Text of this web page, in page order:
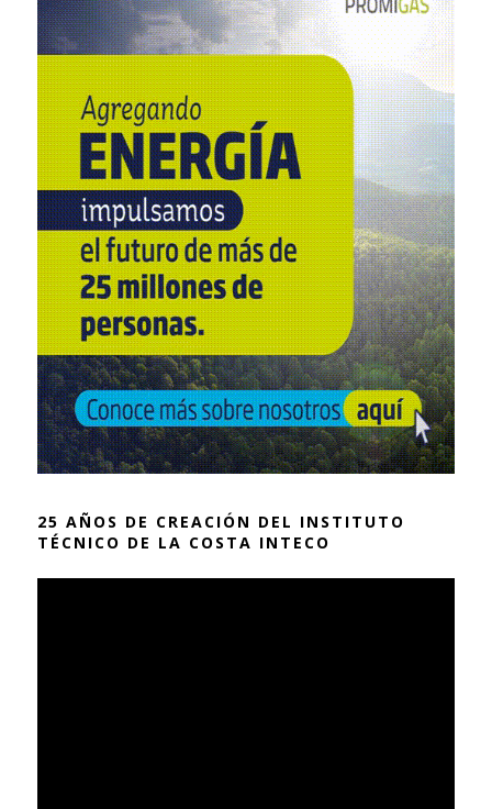
25 AÑOS DE CREACIÓN DEL INSTITUTO
TÉCNICO DE LA COSTA INTECO